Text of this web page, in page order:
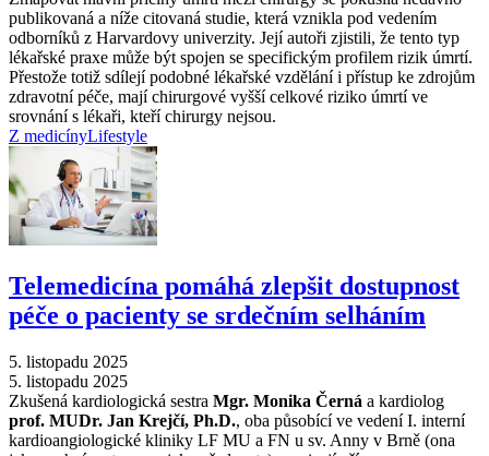
publikovaná a níže citovaná studie, která vznikla pod vedením
odborníků z Harvardovy univerzity. Její autoři zjistili, že tento typ
lékařské praxe může být spojen se specifickým profilem rizik úmrtí.
Přestože totiž sdílejí podobné lékařské vzdělání i přístup ke zdrojům
zdravotní péče, mají chirurgové vyšší celkové riziko úmrtí ve
srovnání s lékaři, kteří chirurgy nejsou.
Z medicínyLifestyle
Telemedicína pomáhá zlepšit dostupnost
péče o pacienty se srdečním selháním
5. listopadu 2025
5. listopadu 2025
Zkušená kardiologická sestra Mgr. Monika Černá a kardiolog
prof. MUDr. Jan Krejčí, Ph.D., oba působící ve vedení I. interní
kardioangiologické kliniky LF MU a FN u sv. Anny v Brně (ona